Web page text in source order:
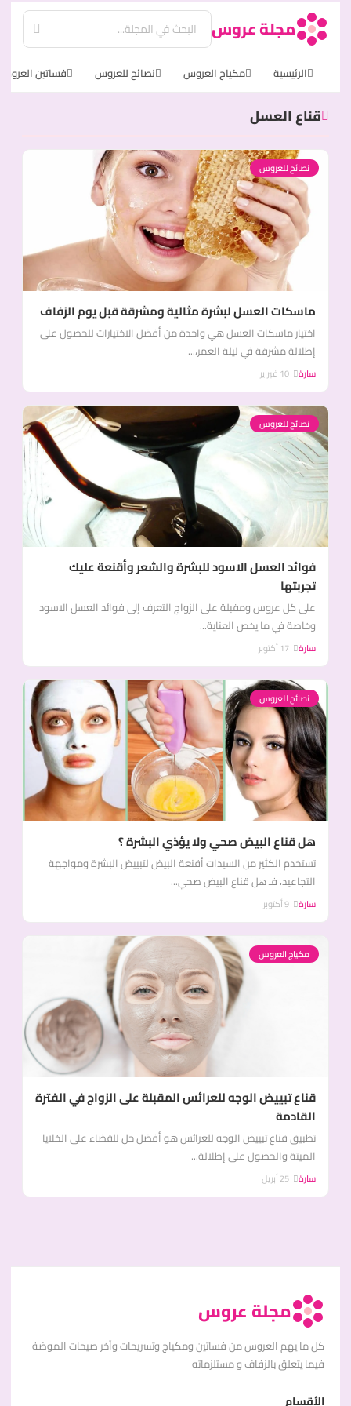
مجلة عروس
الرئيسية مكياج العروس نصائح للعروس فساتين العروس
قناع العسل
نصائح للعروس
ماسكات العسل لبشرة مثالية ومشرقة قبل يوم الزفاف
اختيار ماسكات العسل هي واحدة من أفضل الاختيارات للحصول على
إطلالة مشرقة في ليلة العمر،...
سارة
نصائح للعروس
فوائد العسل الاسود للبشرة والشعر وأقنعة عليك
تجربتها
على كل عروس ومقبلة على الزواج التعرف إلى فوائد العسل الاسود
وخاصة في ما يخص العناية...
سارة
نصائح للعروس
هل قناع البيض صحي ولا يؤذي البشرة ؟
تستخدم الكثير من السيدات أقنعة البيض لتبييض البشرة ومواجهة
التجاعيد، فـ هل قناع البيض صحي...
سارة
مكياج العروس
قناع تبييض الوجه للعرائس المقبلة على الزواج في الفترة
القادمة
تطبيق قناع تبييض الوجه للعرائس هو أفضل حل للقضاء على الخلايا
الميتة والحصول على إطلالة...
سارة
مجلة عروس
كل ما يهم العروس من فساتين ومكياج وتسريحات وآخر صيحات الموضة
فيما يتعلق بالزفاف و مستلزماته
الأقسام